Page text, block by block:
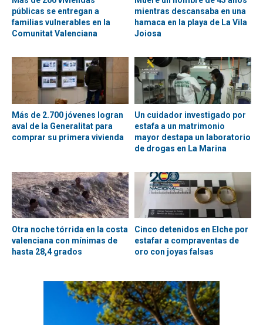
públicas se entregan a
familias vulnerables en la
Comunitat Valenciana
mientras descansaba en una
hamaca en la playa de La Vila
Joiosa
Más de 2.700 jóvenes logran
aval de la Generalitat para
comprar su primera vivienda
Un cuidador investigado por
estafa a un matrimonio
mayor destapa un laboratorio
de drogas en La Marina
Otra noche tórrida en la costa
valenciana con mínimas de
hasta 28,4 grados
Cinco detenidos en Elche por
estafar a compraventas de
oro con joyas falsas